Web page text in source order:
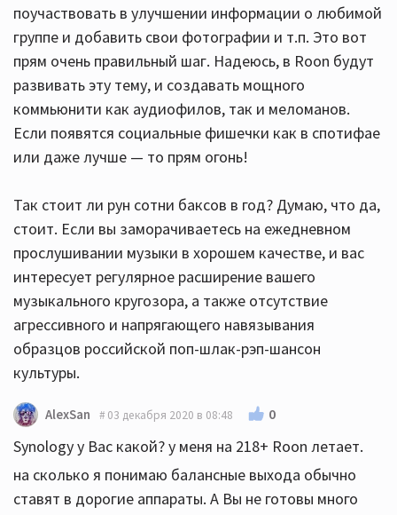
поучаствовать в улучшении информации о любимой
группе и добавить свои фотографии и т.п. Это вот
прям очень правильный шаг. Надеюсь, в Roon будут
развивать эту тему, и создавать мощного
коммьюнити как аудиофилов, так и меломанов.
Если появятся социальные фишечки как в спотифае
или даже лучше — то прям огонь!
Так стоит ли рун сотни баксов в год? Думаю, что да,
стоит. Если вы заморачиваетесь на ежедневном
прослушивании музыки в хорошем качестве, и вас
интересует регулярное расширение вашего
музыкального кругозора, а также отсутствие
агрессивного и напрягающего навязывания
образцов российской поп-шлак-рэп-шансон
культуры.
AlexSan 03 декабря 2020 в 08:48 0
Synology у Вас какой? у меня на 218+ Roon летает.
на сколько я понимаю балансные выхода обычно
ставят в дорогие аппараты. А Вы не готовы много